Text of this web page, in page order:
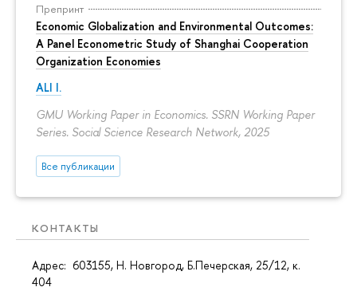
Препринт
Economic Globalization and Environmental Outcomes:
A Panel Econometric Study of Shanghai Cooperation
Organization Economies
ALI I.
GMU Working Paper in Economics. SSRN Working Paper
Series. Social Science Research Network, 2025
Все публикации
КОНТАКТЫ
Адрес: 603155, Н. Новгород, Б.Печерская, 25/12, к.
404